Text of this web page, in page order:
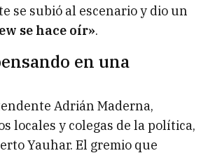
se subió al escenario y dio un
se hace oír».
en una
Adrián Maderna,
locales y colegas de la política,
Yauhar. El gremio que